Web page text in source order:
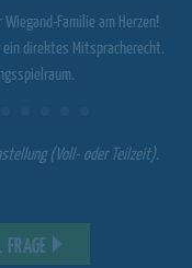
Familie am Herzen!
ein direktes Mitspracherecht.
(Voll- oder Teilzeit).
FRAGE